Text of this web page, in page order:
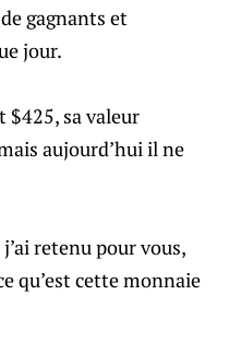
gagnants et
jour.
$425, sa valeur
aujourd’hui il ne
retenu pour vous,
qu’est cette monnaie